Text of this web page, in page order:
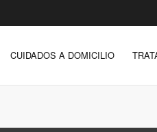
CUIDADOS A DOMICILIO